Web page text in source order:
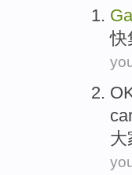
快
大